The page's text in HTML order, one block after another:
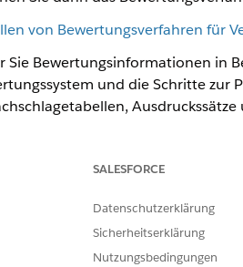
von Bewertungsverfahren für
Sie Bewertungsinformationen in
und die Schritte zur
Sie nach dem Konfigurieren
für Versicherte und
die die Zuordnungen und
SALESFORCE
Datenschutzerklärung
Sicherheitserklärung
Nutzungsbedingungen